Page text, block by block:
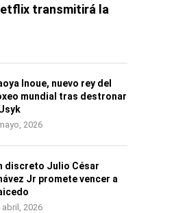
transmitirá la
Inoue, nuevo rey del
mundial tras destronar
2026
discreto Julio César
Jr promete vencer a
abril, 2026